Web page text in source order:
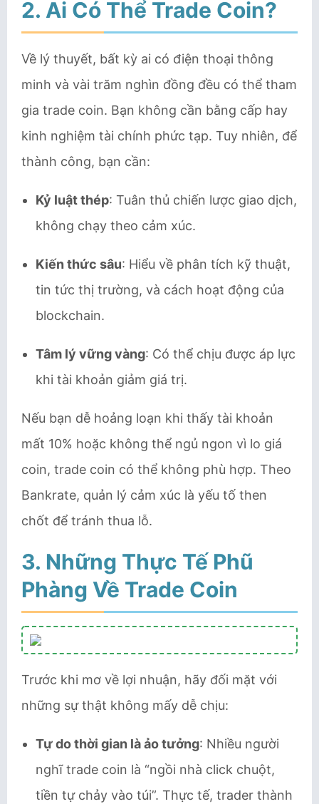
2. Ai Có Thể Trade Coin?
Về lý thuyết, bất kỳ ai có điện thoại thông
minh và vài trăm nghìn đồng đều có thể tham
gia trade coin. Bạn không cần bằng cấp hay
kinh nghiệm tài chính phức tạp. Tuy nhiên, để
thành công, bạn cần:
Kỷ luật thép: Tuân thủ chiến lược giao dịch,
không chạy theo cảm xúc.
Kiến thức sâu: Hiểu về phân tích kỹ thuật,
tin tức thị trường, và cách hoạt động của
blockchain.
Tâm lý vững vàng: Có thể chịu được áp lực
khi tài khoản giảm giá trị.
Nếu bạn dễ hoảng loạn khi thấy tài khoản
mất 10% hoặc không thể ngủ ngon vì lo giá
coin, trade coin có thể không phù hợp. Theo
Bankrate, quản lý cảm xúc là yếu tố then
chốt để tránh thua lỗ.
3. Những Thực Tế Phũ
Phàng Về Trade Coin
Trước khi mơ về lợi nhuận, hãy đối mặt với
những sự thật không mấy dễ chịu:
Tự do thời gian là ảo tưởng: Nhiều người
nghĩ trade coin là “ngồi nhà click chuột,
tiền tự chảy vào túi”. Thực tế, trader thành